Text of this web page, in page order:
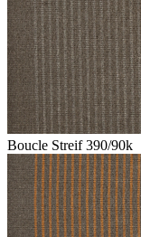
Boucle Streif 390/90k